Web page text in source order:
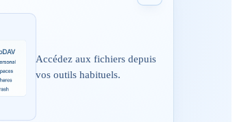
Accédez aux fichiers depuis
vos outils habituels.